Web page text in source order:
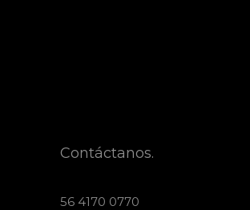
Contáctanos.
56 4170 0770